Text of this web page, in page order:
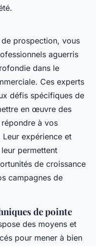
prospection, vous
aguerris
dans le
Ces experts
défis spécifiques de
en œuvre des
à vos
expérience et
permettent
de croissance
campagnes de
de pointe
des moyens et
pour mener à bien